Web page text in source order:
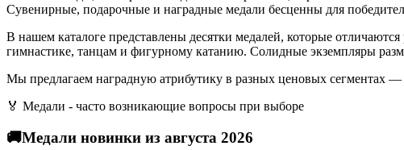
Сувенирные, подарочные и наградные медали бесценны для
В нашем каталоге представлены десятки медалей, которые
гимнастике, танцам и фигурному катанию. Солидные экземпляры
Мы предлагаем наградную атрибутику в разных ценовых сегментах
🏅 Медали - часто возникающие вопросы при выборе
🚚Медали новинки из августа 2026